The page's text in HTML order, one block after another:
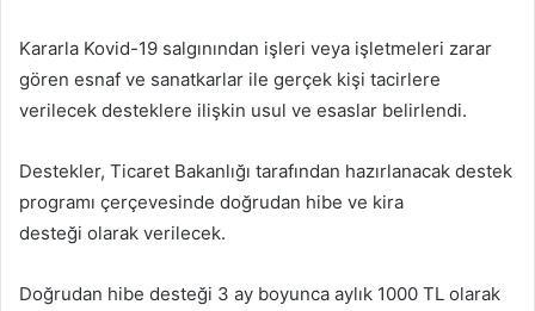
Kararla Kovid-19 salgınından işleri veya işletmeleri zarar
gören esnaf ve sanatkarlar ile gerçek kişi tacirlere
verilecek desteklere ilişkin usul ve esaslar belirlendi.
Destekler, Ticaret Bakanlığı tarafından hazırlanacak destek
programı çerçevesinde doğrudan hibe ve kira
desteği olarak verilecek.
Doğrudan hibe desteği 3 ay boyunca aylık 1000 TL olarak